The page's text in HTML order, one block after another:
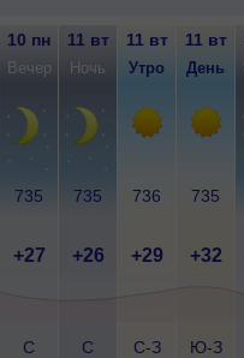
10 пн 11 вт 11 вт 11 вт
Вечер Ночь Утро День
735 735 736 735
+27 +26 +29 +32
С
С
С-З
Ю-З